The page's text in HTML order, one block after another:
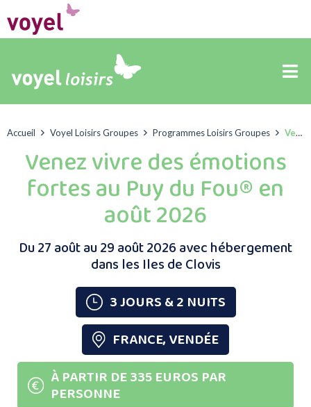
Accueil Voyel Loisirs Groupes Programmes Loisirs Groupes Venez vivre des émotions fortes au Puy du Fou® en août 2026
Venez vivre des émotions
fortes au Puy du Fou® en
août 2026
Du 27 août au 29 août 2026 avec hébergement
dans les Iles de Clovis
3 JOURS & 2 NUITS
FRANCE, VENDÉE
À PARTIR DE 335 EUROS PAR
PERSONNE